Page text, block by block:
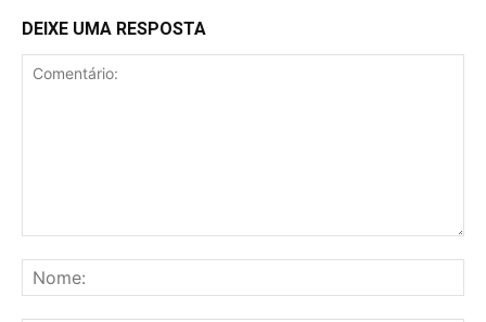
DEIXE UMA RESPOSTA